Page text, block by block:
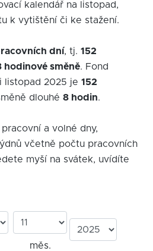
kalendář na listopad,
k vytištění či ke stažení.
dní, tj. 152
hodinové směně. Fond
listopad 2025 je 152
dlouhé 8 hodin.
a volné dny,
včetně počtu pracovních
myší na svátek, uvídíte
měs.